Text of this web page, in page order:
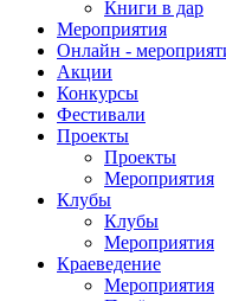
Книги в дар
Мероприятия
Онлайн -
Акции
Конкурсы
Фестивали
Проекты
Проекты
Мероприятия
Клубы
Клубы
Мероприятия
Краеведение
Мероприятия